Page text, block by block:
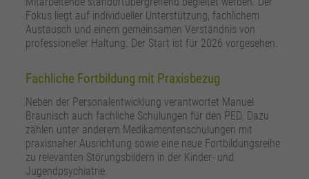
Fokus liegt auf individueller Unterstützung, fachlichem
Austausch und einem gemeinsamen Verständnis von
professioneller Haltung. Der Start ist für 2026 vorgesehen.
Fachliche Fortbildung mit Praxisbezug
Neben der Personalentwicklung verantwortet Manuel
Braunisch auch fachliche Schulungen für den PED. Dazu
zählen unter anderem Medikamentenschulungen mit
praxisnaher Ausrichtung sowie eine neue Fortbildungsreihe
zu relevanten Störungsbildern in der Kinder- und
Jugendpsychiatrie.